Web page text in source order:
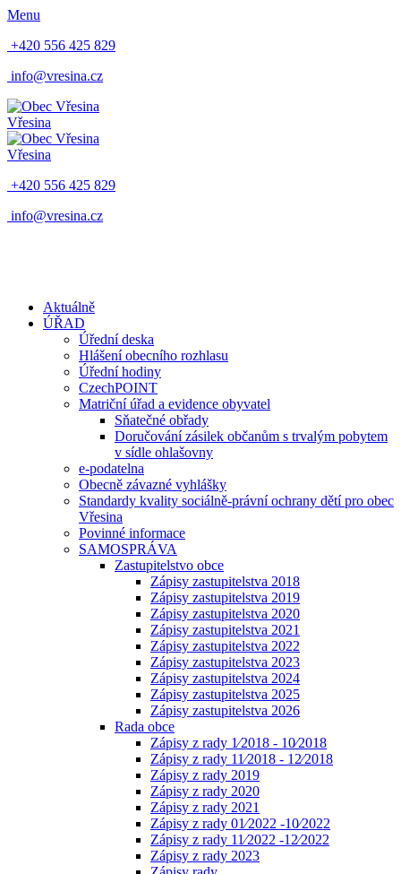
Menu
+420 556 425 829
info@vresina.cz
Vřesina
Vřesina
+420 556 425 829
info@vresina.cz
Aktuálně
ÚŘAD
Úřední deska
Hlášení obecního rozhlasu
Úřední hodiny
CzechPOINT
Matriční úřad a evidence obyvatel
Sňatečné obřady
Doručování zásilek občanům s trvalým pobytem
v sídle ohlašovny
e-podatelna
Obecně závazné vyhlášky
Standardy kvality sociálně-právní ochrany dětí pro obec
Vřesina
Povinné informace
SAMOSPRÁVA
Zastupitelstvo obce
Zápisy zastupitelstva 2018
Zápisy zastupitelstva 2019
Zápisy zastupitelstva 2020
Zápisy zastupitelstva 2021
Zápisy zastupitelstva 2022
Zápisy zastupitelstva 2023
Zápisy zastupitelstva 2024
Zápisy zastupitelstva 2025
Zápisy zastupitelstva 2026
Rada obce
Zápisy z rady 1⁄2018 - 10⁄2018
Zápisy z rady 11⁄2018 - 12⁄2018
Zápisy z rady 2019
Zápisy z rady 2020
Zápisy z rady 2021
Zápisy z rady 01⁄2022 -10⁄2022
Zápisy z rady 11⁄2022 -12⁄2022
Zápisy z rady 2023